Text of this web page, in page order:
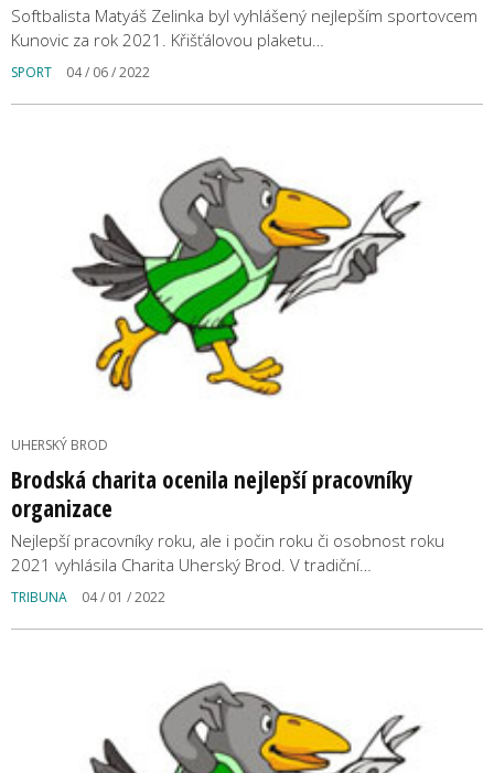
Softbalista Matyáš Zelinka byl vyhlášený nejlepším sportovcem
Kunovic za rok 2021. Křišťálovou plaketu…
SPORT 04 / 06 / 2022
UHERSKÝ BROD
Brodská charita ocenila nejlepší pracovníky
organizace
Nejlepší pracovníky roku, ale i počin roku či osobnost roku
2021 vyhlásila Charita Uherský Brod. V tradiční…
TRIBUNA 04 / 01 / 2022